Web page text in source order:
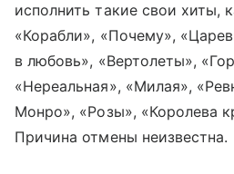
исполнить такие свои хиты,
«Корабли», «Почему»,
в любовь», «Вертолеты»,
«Нереальная», «Милая»,
Монро», «Розы», «Королева
Причина отмены неизвестна.